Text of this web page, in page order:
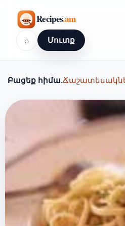
⌕ Մուտք
Բացեք հիմա.